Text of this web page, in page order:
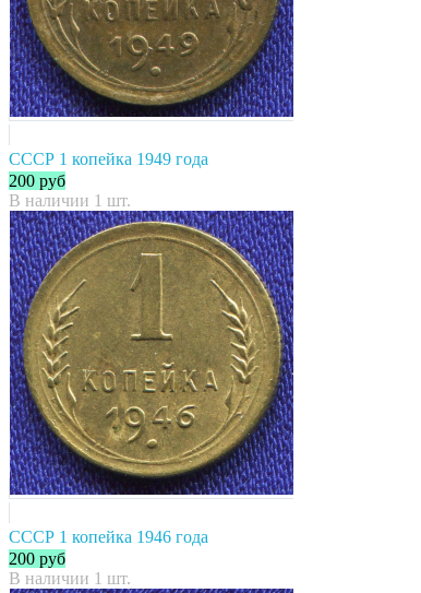
СССР 1 копейка 1949 года
200 руб
В наличии 1 шт.
СССР 1 копейка 1946 года
200 руб
В наличии 1 шт.